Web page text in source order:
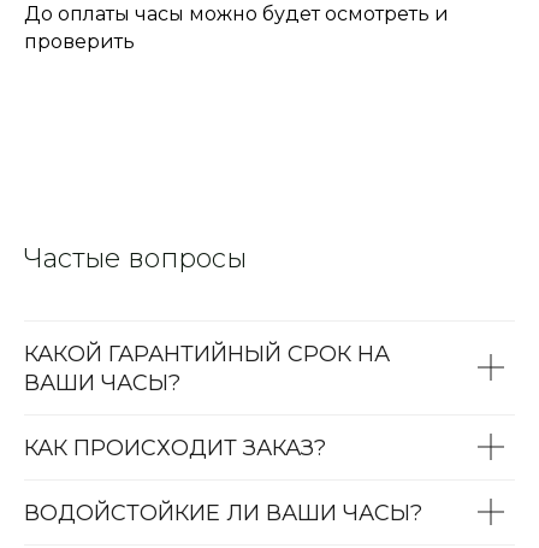
До оплаты часы можно будет осмотреть и
проверить
Частые вопросы
КАКОЙ ГАРАНТИЙНЫЙ СРОК НА
ВАШИ ЧАСЫ?
КАК ПРОИСХОДИТ ЗАКАЗ?
ВОДОЙСТОЙКИЕ ЛИ ВАШИ ЧАСЫ?